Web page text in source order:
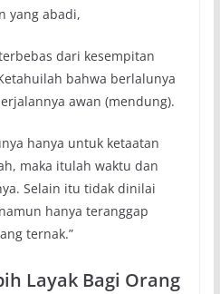
yang abadi,
dari kesempitan
bahwa berlalunya
awan (mendung).
hanya untuk ketaatan
maka itulah waktu dan
Selain itu tidak dinilai
hanya teranggap
ternak.”
Layak Bagi Orang